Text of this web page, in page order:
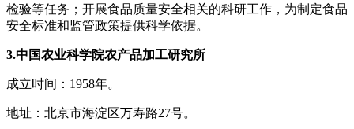
检验等任务；开展食品质量安全相关的科研工作，为制定食品
安全标准和监管政策提供科学依据。
3.中国农业科学院农产品加工研究所
成立时间：1958年。
地址：北京市海淀区万寿路27号。